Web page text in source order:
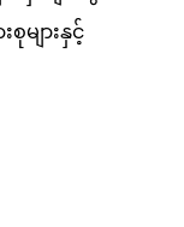
များနှင့်